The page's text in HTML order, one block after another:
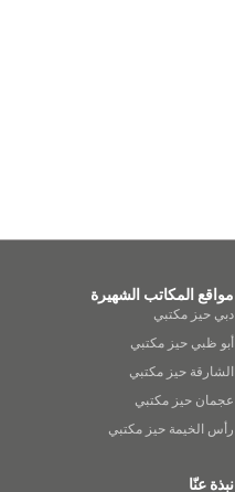
مواقع المكاتب الشهيرة
دبي حيز مكتبي
أبو ظبي حيز مكتبي
الشارقة حيز مكتبي
عجمان حيز مكتبي
رأس الخيمة حيز مكتبي
نبذة عنّا